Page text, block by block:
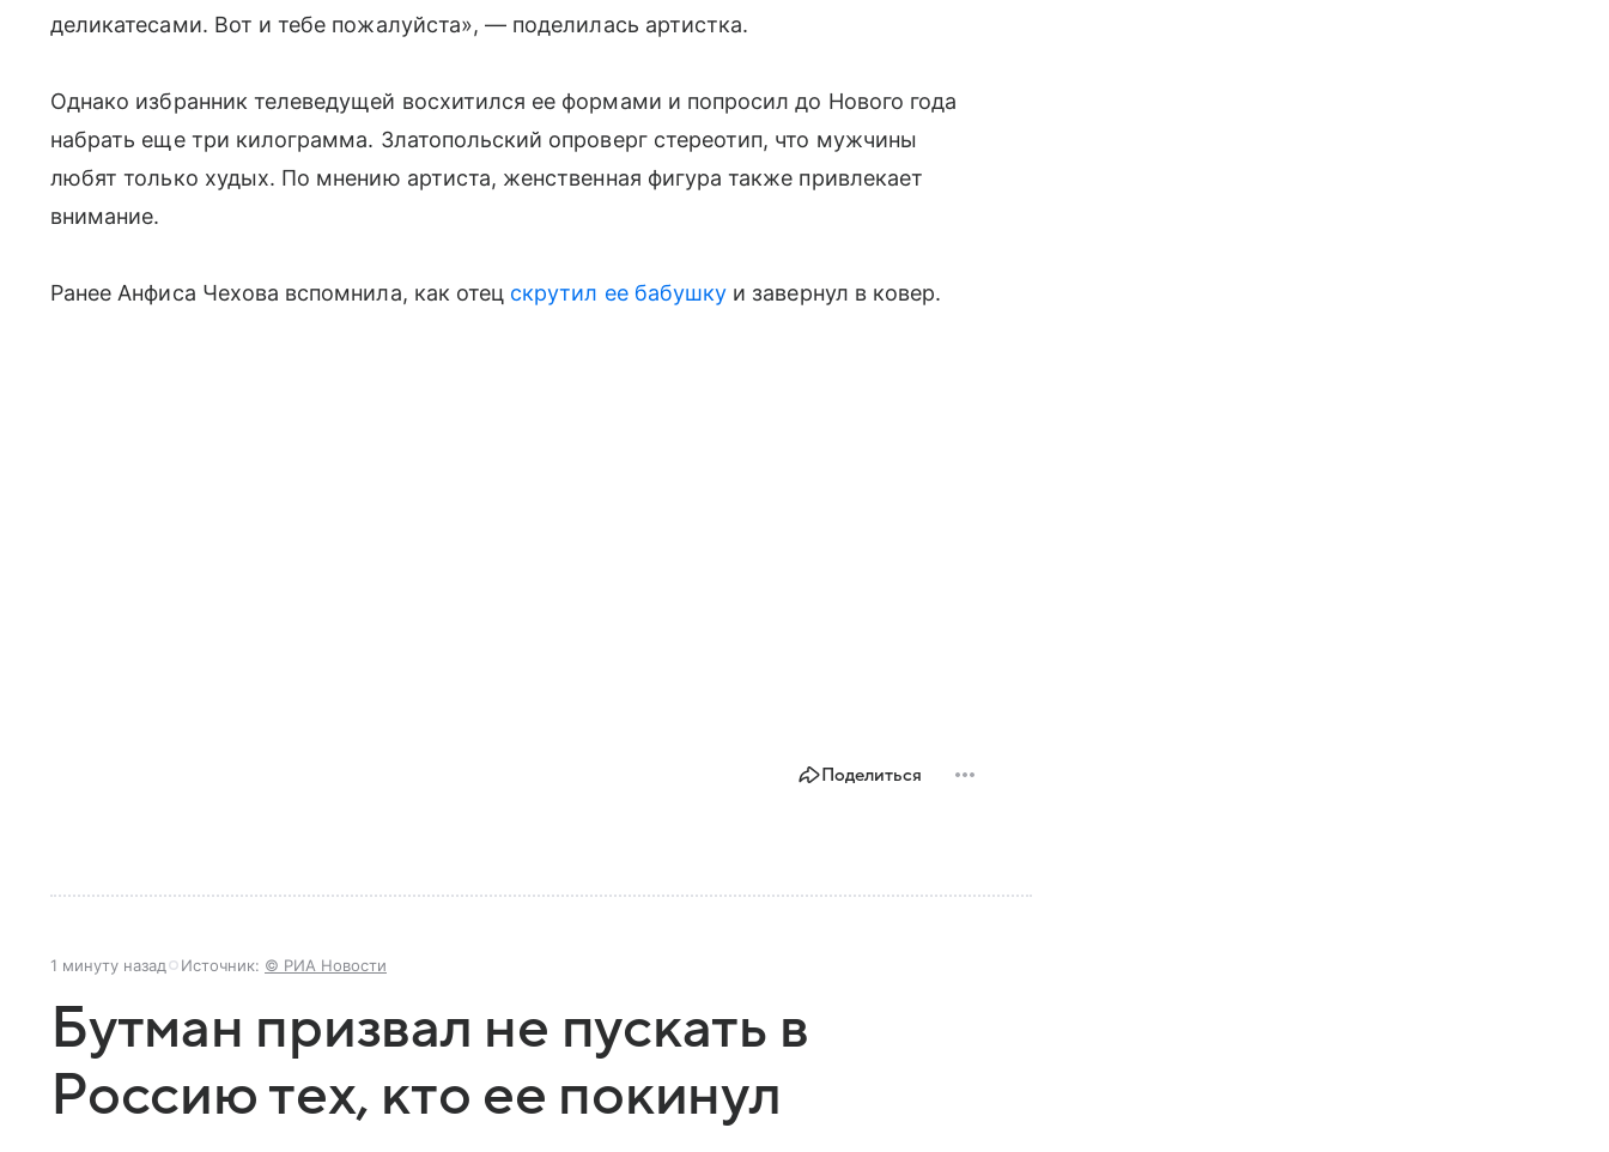
деликатесами. Вот и тебе пожалуйста», — поделилась артистка.
Однако избранник телеведущей восхитился ее формами и попросил до Нового года
набрать еще три килограмма. Златопольский опроверг стереотип, что мужчины
любят только худых. По мнению артиста, женственная фигура также привлекает
внимание.
Ранее Анфиса Чехова вспомнила, как отец скрутил ее бабушку и завернул в ковер.
Поделиться
1 минуту назад Источник: © РИА Новости
Бутман призвал не пускать в
Россию тех, кто ее покинул